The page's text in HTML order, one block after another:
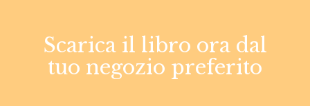
Scarica il libro ora dal
tuo negozio preferito